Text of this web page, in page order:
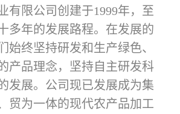
有限公司创建于1999年，至
多年的发展路程。在发展的
始终坚持研发和生产绿色、
产品理念，坚持自主研发科
发展。公司现已发展成为集
贸为一体的现代农产品加工